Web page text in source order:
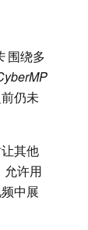
围绕多
仍未
其他
允许用
中展